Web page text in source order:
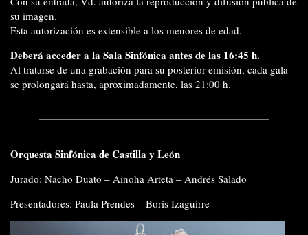
su imagen.
Esta autorización es extensible a los menores de edad.
Deberá acceder a la Sala Sinfónica antes de las 16:45 h.
Al tratarse de una grabación para su posterior emisión, cada gala
se prolongará hasta, aproximadamente, las 21:00 h.
Orquesta Sinfónica de Castilla y León
Jurado: Nacho Duato – Ainoha Arteta – Andrés Salado
Presentadores: Paula Prendes – Boris Izaguirre